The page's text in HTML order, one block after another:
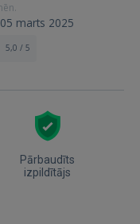
marts 2025
5,0 / 5
Pārbaudīts
izpildītājs